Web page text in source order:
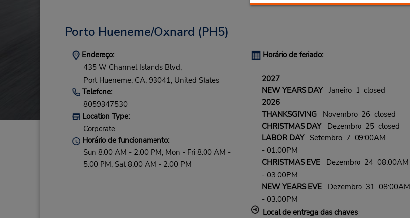
Porto Hueneme/Oxnard (PH5)
Endereço:
435 W Channel Islands Blvd,
Port Hueneme, CA, 93041, United States
Telefone:
8059847530
Location Type:
Corporate
Horário de funcionamento:
Sun 8:00 AM - 2:00 PM; Mon - Fri 8:00 AM -
5:00 PM; Sat 8:00 AM - 2:00 PM
Horário de feriado:
2027
NEW YEARS DAYJaneiro 1 closed
2026
THANKSGIVINGNovembro 26 closed
CHRISTMAS DAYDezembro 25 closed
LABOR DAYSetembro 7 09:00AM
- 01:00PM
CHRISTMAS EVEDezembro 24 08:00AM
- 03:00PM
NEW YEARS EVEDezembro 31 08:00AM
- 03:00PM
Local de entrega das chaves